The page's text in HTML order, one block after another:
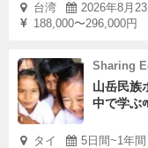
台湾
2026年8月
188,000〜296,000円
Sharing
山岳民族
中で学ぶ
タイ 5日間~1年間